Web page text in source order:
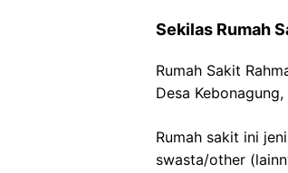
Sekilas Rumah
Rumah Sakit
Desa
Rumah sakit ini
swasta/other